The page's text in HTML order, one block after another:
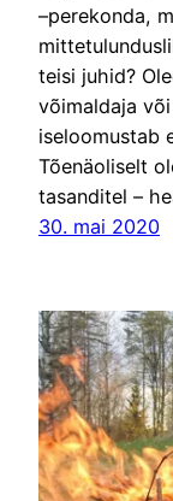
–perekonda,
teisi juhid?
võimaldaja
iseloomustab
Tõenäoliselt
tasanditel –
30. mai 2020